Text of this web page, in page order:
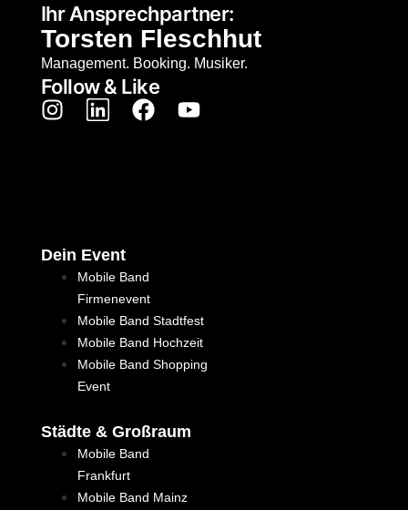
Ihr Ansprechpartner:
Torsten Fleschhut
Management. Booking. Musiker.
Follow & Like
Städte & Großraum
Mobile Band
Frankfurt
Mobile Band Mainz
Dein Event
Mobile Band
Firmenevent
Mobile Band Stadtfest
Mobile Band Hochzeit
Mobile Band Shopping
Event